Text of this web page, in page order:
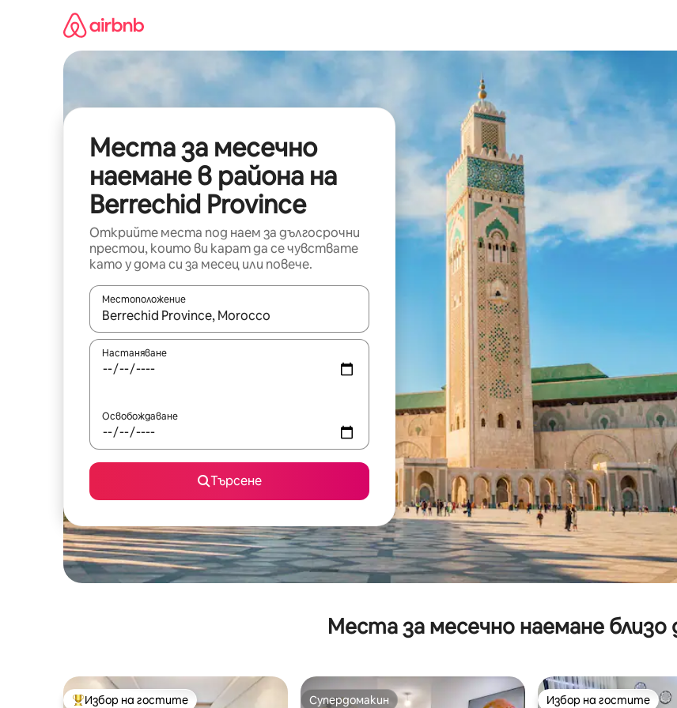
съдържанието
Места за месечно
наемане в района на
Berrechid Province
Открийте места под наем за дългосрочни
престои, които ви карат да се чувствате
като у дома си за месец или повече.
Местоположение
Когато резултатите се покажат, използвайте клавишите със стрелки нагоре и надолу или
Настаняване
Освобождаване
Търсене
Места за месечно наемане близо
Избор на гостите Супердомакин Избор на гостите